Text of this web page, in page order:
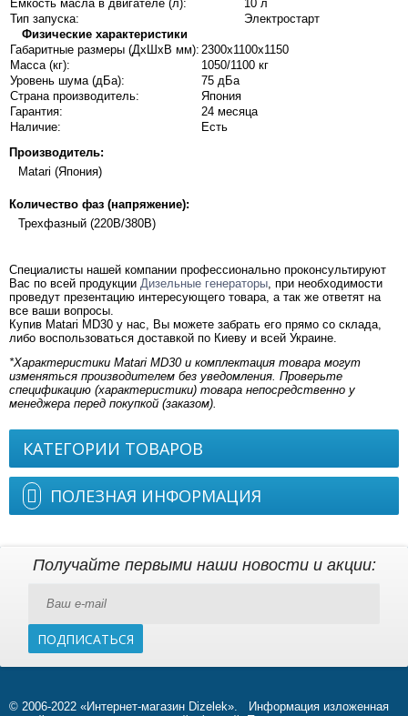
Ёмкость масла в двигателе (л):
10 л
Тип запуска:
Электростарт
Физические характеристики
Габаритные размеры (ДхШхВ мм): 2300x1100x1150
Масса (кг):
1050/1100 кг
Уровень шума (дБа):
75 дБа
Страна производитель:
Япония
Гарантия:
24 месяца
Наличие:
Есть
Производитель:
Matari (Япония)
Количество фаз (напряжение):
Трехфазный (220В/380В)
Специалисты нашей компании профессионально проконсультируют
Вас по всей продукции Дизельные генераторы, при необходимости
проведут презентацию интересующего товара, а так же ответят на
все ваши вопросы.
Купив Matari MD30 у нас, Вы можете забрать его прямо со склада,
либо воспользоваться доставкой по Киеву и всей Украине.
*Характеристики Matari MD30 и комплектация товара могут
изменяться производителем без уведомления. Проверьте
спецификацию (характеристики) товара непосредственно у
менеджера перед покупкой (заказом).
КАТЕГОРИИ ТОВАРОВ
ПОЛЕЗНАЯ ИНФОРМАЦИЯ
Получайте первыми наши новости и акции:
ПОДПИСАТЬСЯ
© 2006-2022 «Интернет-магазин Dizelek». Информация изложенная